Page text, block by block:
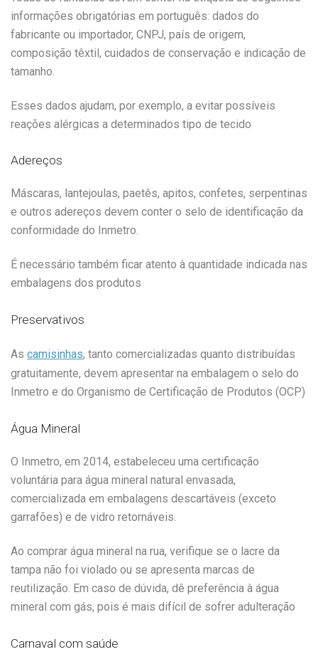
informações obrigatórias em português: dados do
fabricante ou importador, CNPJ, país de origem,
composição têxtil, cuidados de conservação e indicação de
tamanho.
Esses dados ajudam, por exemplo, a evitar possíveis
reações alérgicas a determinados tipo de tecido
Adereços
Máscaras, lantejoulas, paetês, apitos, confetes, serpentinas
e outros adereços devem conter o selo de identificação da
conformidade do Inmetro.
É necessário também ficar atento à quantidade indicada nas
embalagens dos produtos
Preservativos
As camisinhas, tanto comercializadas quanto distribuídas
gratuitamente, devem apresentar na embalagem o selo do
Inmetro e do Organismo de Certificação de Produtos (OCP)
Água Mineral
O Inmetro, em 2014, estabeleceu uma certificação
voluntária para água mineral natural envasada,
comercializada em embalagens descartáveis (exceto
garrafões) e de vidro retornáveis.
Ao comprar água mineral na rua, verifique se o lacre da
tampa não foi violado ou se apresenta marcas de
reutilização. Em caso de dúvida, dê preferência à água
mineral com gás, pois é mais difícil de sofrer adulteração
Carnaval com saúde